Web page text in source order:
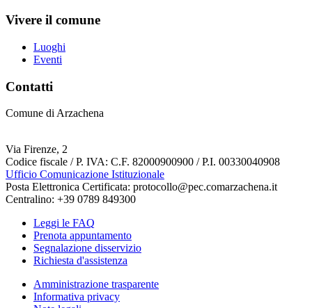
Vivere il comune
Luoghi
Eventi
Contatti
Comune di Arzachena
Via Firenze, 2
Codice fiscale / P. IVA: C.F. 82000900900 / P.I. 00330040908
Ufficio Comunicazione Istituzionale
Posta Elettronica Certificata: protocollo@pec.comarzachena.it
Centralino: +39 0789 849300
Leggi le FAQ
Prenota appuntamento
Segnalazione disservizio
Richiesta d'assistenza
Amministrazione trasparente
Informativa privacy